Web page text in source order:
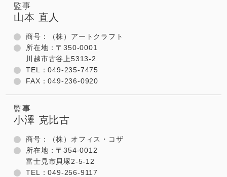
監事
山本 直人
商号：（株）アートクラフト
所在地：〒350-0001
川越市古谷上5313-2
TEL：049-235-7475
FAX：049-236-0920
監事
小澤 克比古
商号：（株）オフィス・コザ
所在地：〒354-0012
富士見市貝塚2-5-12
TEL：049-256-9117